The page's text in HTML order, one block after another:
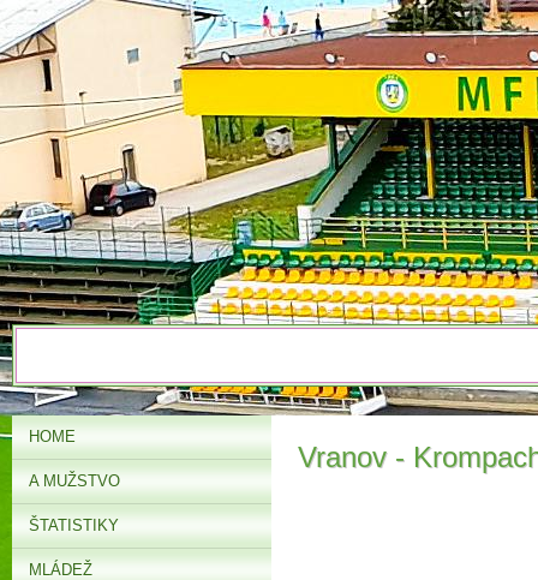
Vranov -
HOME
A MUŽSTVO
ŠTATISTIKY
MLÁDEŽ